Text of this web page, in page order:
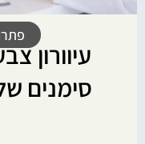
עיוורון
סימנים